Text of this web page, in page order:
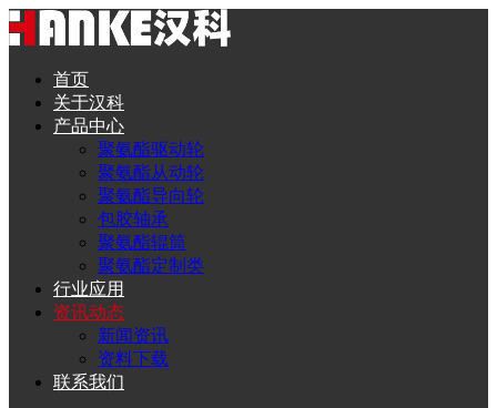
首页
关于汉科
产品中心
聚氨酯驱动轮
聚氨酯从动轮
聚氨酯导向轮
包胶轴承
聚氨酯辊筒
聚氨酯定制类
行业应用
资讯动态
新闻资讯
资料下载
联系我们